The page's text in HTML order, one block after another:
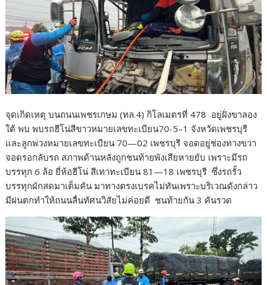
จุดเกิดเหตุ บนถนนเพชรเกษม (ทล.4) กิโลเมตรที่ 478 อยู่ฝั่งขาลอง
ใต้ พบ พบรถฮีโน่สีขาวหมายเลขทะเบียน70-5–1 จังหวัดเพชรบุรี
และลูกพ่วงหมายเลขทะเบียน 70—02 เพชรบุรี จอดอยู่ช่องทางขวา
จอดรอกลับรถ สภาพด้านหลังถูกชนท้ายพังเสียหายยับ เพราะมีรถ
บรรทุก 6 ล้อ ยี่ห้อฮีโน่ สีเทาทะเบียน 81—18 เพชรบุรี ซึ่งรถรั้ว
บรรทุกผักสดมาเต็มคัน มาทางตรงเบรคไม่ทันเพราะบริเวณดังกล่าว
มีฝนตกทำให้ถนนลื่นทัศนวิสัยไม่ค่อยดี ชนท้ายกัน 3 คันรวด